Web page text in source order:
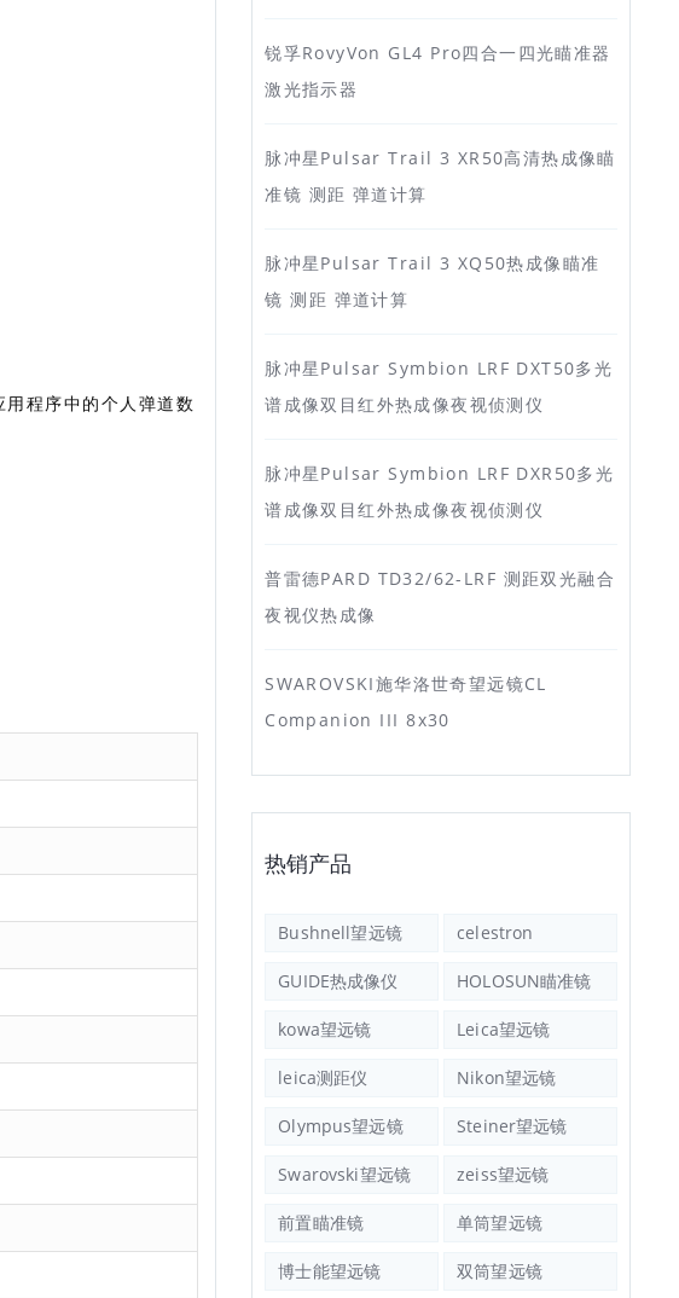
程序中的个人弹道数
锐孚RovyVon GL4 Pro四合一四光瞄准器
激光指示器
脉冲星Pulsar Trail 3 XR50高清热成像瞄
准镜 测距 弹道计算
脉冲星Pulsar Trail 3 XQ50热成像瞄准
镜 测距 弹道计算
脉冲星Pulsar Symbion LRF DXT50多光
谱成像双目红外热成像夜视侦测仪
脉冲星Pulsar Symbion LRF DXR50多光
谱成像双目红外热成像夜视侦测仪
普雷德PARD TD32/62-LRF 测距双光融合
夜视仪热成像
SWAROVSKI施华洛世奇望远镜CL
Companion III 8x30
热销产品
Bushnell望远镜 celestron
GUIDE热成像仪 HOLOSUN瞄准镜
kowa望远镜 Leica望远镜
leica测距仪 Nikon望远镜
Olympus望远镜 Steiner望远镜
Swarovski望远镜 zeiss望远镜
前置瞄准镜 单筒望远镜
博士能望远镜 双筒望远镜